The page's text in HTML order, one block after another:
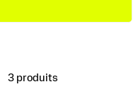
3 produits